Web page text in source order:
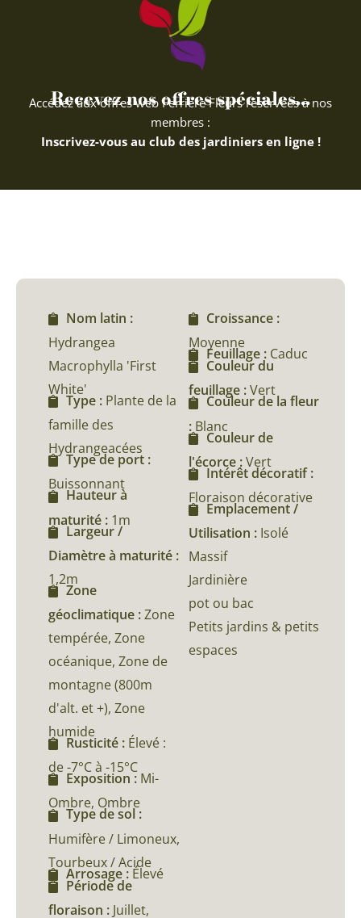
Recevez nos offres spéciales...
Accédez aux offres web Ferriere Fleurs réservées à nos
membres :
Inscrivez-vous au club des jardiniers en ligne !
Nom latin :
Hydrangea
Macrophylla 'First
White'
Type : Plante de la
famille des
Hydrangeacées
Type de port :
Buissonnant
Hauteur à
maturité : 1m
Largeur /
Diamètre à maturité :
1,2m
Zone
géoclimatique :Zone
tempérée, Zone
océanique, Zone de
montagne (800m
d'alt. et +), Zone
humide
Rusticité : Élevé :
de -7°C à -15°C
Exposition : Mi-
Ombre, Ombre
Type de sol :
Humifère / Limoneux,
Tourbeux / Acide
Arrosage :Élevé
Période de
floraison : Juillet,
Croissance :
Moyenne
Feuillage : Caduc
Couleur du
feuillage :Vert
Couleur de la fleur
: Blanc
Couleur de
l'écorce :Vert
Intérêt décoratif :
Floraison décorative
Emplacement /
Utilisation : Isolé
Massif
Jardinière
pot ou bac
Petits jardins & petits
espaces